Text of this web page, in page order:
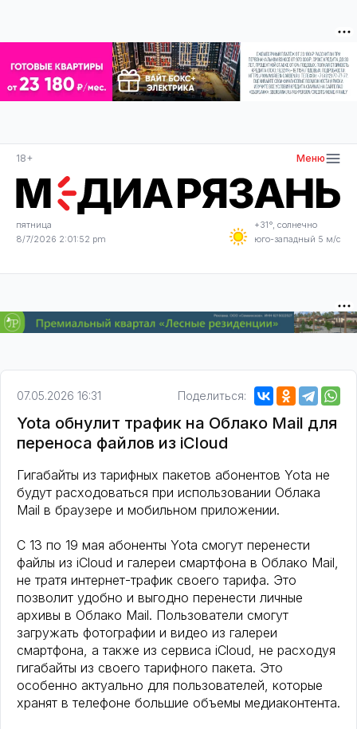
18+ Меню
пятница
8/7/2026 2:01:52 pm
+31°, солнечно
юго-западный 5 м/с
07.05.2026 16:31 Поделиться:
Yota обнулит трафик на Облако Mail для
переноса файлов из iCloud
Гигабайты из тарифных пакетов абонентов Yota не
будут расходоваться при использовании Облака
Mail в браузере и мобильном приложении.
С 13 по 19 мая абоненты Yota смогут перенести
файлы из iCloud и галереи смартфона в Облако Mail,
не тратя интернет-трафик своего тарифа. Это
позволит удобно и выгодно перенести личные
архивы в Облако Mail. Пользователи смогут
загружать фотографии и видео из галереи
смартфона, а также из сервиса iCloud, не расходуя
гигабайты из своего тарифного пакета. Это
особенно актуально для пользователей, которые
хранят в телефоне большие объемы медиаконтента.